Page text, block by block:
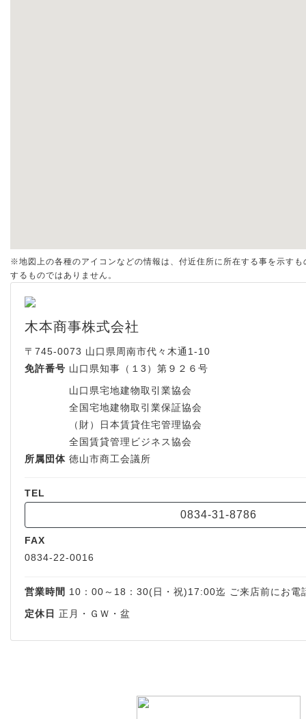
※地図上の各種のアイコンなどの情報は、付近住所に所在する事を示す
するものではありません。
木本商事株式会社
〒745-0073 山口県周南市代々木通1-10
免許番号 山口県知事（１3）第９２６号
所属団体
山口県宅地建物取引業協会
全国宅地建物取引業保証協会
（財）日本賃貸住宅管理協会
全国賃貸管理ビジネス協会
徳山市商工会議所
TEL
0834-31-8786
FAX
0834-22-0016
営業時間 10：00～18：30(日・祝)17:00迄 ご来店前にお電
定休日 正月・ＧＷ・盆